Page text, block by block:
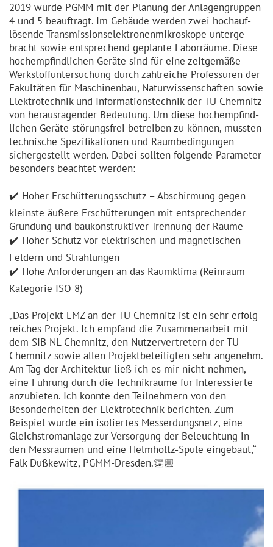
2019 wurde PGMM mit der Planung der Anlagen­gruppen
4 und 5 beauftragt. Im Gebäude werden zwei hochauf­
lösende Transmis­si­ons­elek­tro­nen­mi­kroskope unterge­
bracht sowie entsprechend geplante Laborräume. Diese
hochemp­find­lichen Geräte sind für eine zeitgemäße
Werkstoff­un­ter­suchung durch zahlreiche Professuren der
Fakultäten für Maschi­nenbau, Naturwis­sen­schaften sowie
Elektro­technik und Informa­ti­ons­technik der TU Chemnitz
von heraus­ra­gender Bedeutung. Um diese hochemp­find­
lichen Geräte störungsfrei betreiben zu können, mussten
technische Spezifi­ka­tionen und Raumbe­din­gungen
sicher­ge­stellt werden. Dabei sollten folgende Parameter
besonders beachtet werden:
✔️ Hoher Erschüt­te­rungs­schutz – Abschirmung gegen
kleinste äußere Erschüt­te­rungen mit entspre­chender
Gründung und baukon­struktiver Trennung der Räume
✔️ Hoher Schutz vor elektrischen und magnetischen
Feldern und Strahlungen
✔️ Hohe Anforde­rungen an das Raumklima (Reinraum
Kategorie ISO 8)
„Das Projekt EMZ an der TU Chemnitz ist ein sehr erfolg­
reiches Projekt. Ich empfand die Zusammen­arbeit mit
dem SIB NL Chemnitz, den Nutzer­ver­tretern der TU
Chemnitz sowie allen Projekt­be­tei­ligten sehr angenehm.
Am Tag der Architektur ließ ich es mir nicht nehmen,
eine Führung durch die Technikräume für Interes­sierte
anzubieten. Ich konnte den Teilnehmern von den
Besonder­heiten der Elektro­technik berichten. Zum
Beispiel wurde ein isoliertes Messer­dungsnetz, eine
Gleich­strom­anlage zur Versorgung der Beleuchtung in
den Messräumen und eine Helmholtz-Spule eingebaut,“
Falk Dußkewitz, PGMM-Dresden.👏🏼